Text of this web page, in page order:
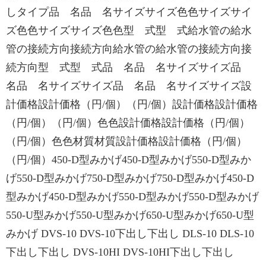
しタイプ品 名品 名サイズサイズ色色サイズサイ
ズ色色サイズサイズ色色型 式型 式給水管の給水
管の接続方向接続方向給水管の給水管の接続方向接
続方向型 式型 式品 名品 名サイズサイズ品
名品 名サイズサイズ品 名品 名サイズサイズ設
計価格設計価格（円/個）（円/個）設計価格設計価格
（円/個）（円/個）色色設計価格設計価格（円/個）
（円/個）色色材質材質設計価格設計価格（円/個）
（円/個）450-D型みかげ450-D型みかげ550-D型みか
げ550-D型みかげ750-D型みかげ750-D型みかげ450-D
型みかげ450-D型みかげ550-D型みかげ550-D型みかげ
550-U型みかげ550-U型みかげ650-U型みかげ650-U型
みかげ DVS-10 DVS-10下出し下出し DLS-10 DLS-10
下出し下出し DVS-10HI DVS-10HI下出し下出し